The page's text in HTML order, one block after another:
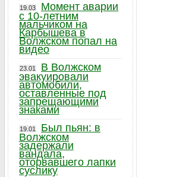
19.03
Момент аварии
с 10-летним
мальчиком на
Карбышева в
Волжском попал на
видео
23.01
В Волжском
эвакуировали
автомобили,
оставленные под
запрещающими
знаками
19.01
Был пьян: в
Волжском
задержали
вандала,
оторвавшего лапки
суслику